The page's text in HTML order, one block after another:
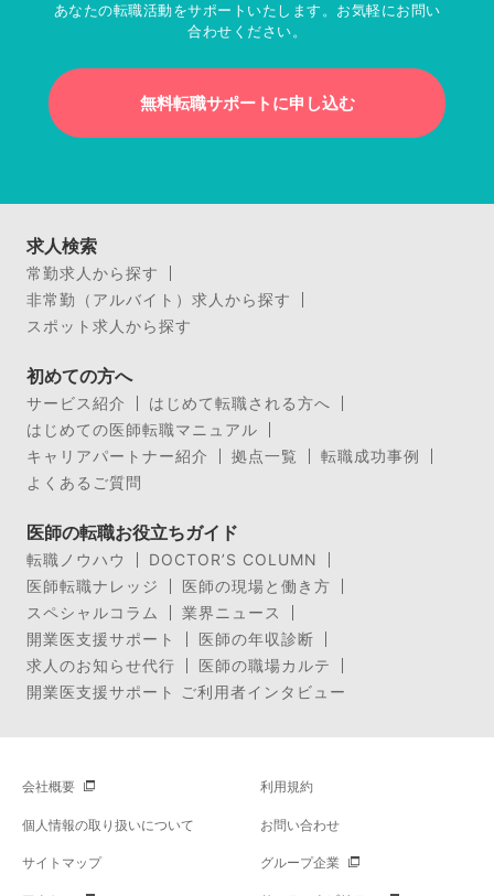
あなたの転職活動をサポートいたします。お気軽にお問い
合わせください。
無料転職サポートに申し込む
求人検索
常勤求人から探す
非常勤（アルバイト）求人から探す
スポット求人から探す
初めての方へ
サービス紹介
はじめて転職される方へ
はじめての医師転職マニュアル
キャリアパートナー紹介
拠点一覧
転職成功事例
よくあるご質問
医師の転職お役立ちガイド
転職ノウハウ
DOCTOR’S COLUMN
医師転職ナレッジ
医師の現場と働き方
スペシャルコラム
業界ニュース
開業医支援サポート
医師の年収診断
求人のお知らせ代行
医師の職場カルテ
開業医支援サポート ご利用者インタビュー
会社概要 利用規約
個人情報の取り扱いについて お問い合わせ
サイトマップ グループ企業